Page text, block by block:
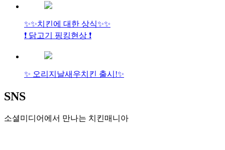
✨✨치킨에 대한 상식✨✨
❗ 닭고기 핑킹현상 ❗
✨ 오리지날새우치킨 출시!✨
SNS
소셜미디어에서 만나는 치킨매니아